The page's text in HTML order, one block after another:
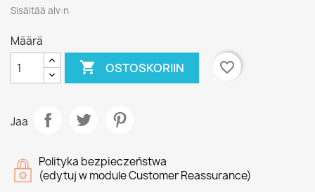
Sisältää alv:n
Määrä
 OSTOSKORIIN favorite_border
Jaa
Polityka bezpieczeństwa
(edytuj w module Customer Reassurance)